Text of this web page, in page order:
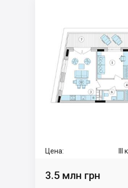
Цена:
3.5 млн грн